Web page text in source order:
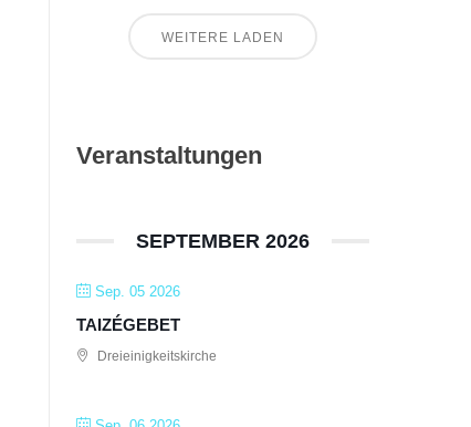
WEITERE LADEN
Veranstaltungen
SEPTEMBER 2026
Sep. 05 2026
TAIZÉGEBET
Dreieinigkeitskirche